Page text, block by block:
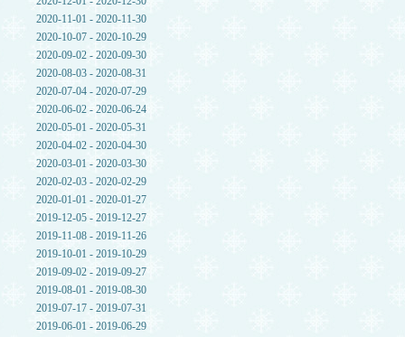
2020-11-01 - 2020-11-30
2020-10-07 - 2020-10-29
2020-09-02 - 2020-09-30
2020-08-03 - 2020-08-31
2020-07-04 - 2020-07-29
2020-06-02 - 2020-06-24
2020-05-01 - 2020-05-31
2020-04-02 - 2020-04-30
2020-03-01 - 2020-03-30
2020-02-03 - 2020-02-29
2020-01-01 - 2020-01-27
2019-12-05 - 2019-12-27
2019-11-08 - 2019-11-26
2019-10-01 - 2019-10-29
2019-09-02 - 2019-09-27
2019-08-01 - 2019-08-30
2019-07-17 - 2019-07-31
2019-06-01 - 2019-06-29